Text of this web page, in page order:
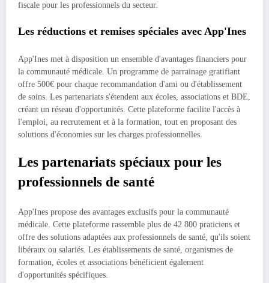
fiscale pour les professionnels du secteur.
Les réductions et remises spéciales avec App'Ines
App'Ines met à disposition un ensemble d'avantages financiers pour
la communauté médicale. Un programme de parrainage gratifiant
offre 500€ pour chaque recommandation d'ami ou d'établissement
de soins. Les partenariats s'étendent aux écoles, associations et BDE,
créant un réseau d'opportunités. Cette plateforme facilite l'accès à
l'emploi, au recrutement et à la formation, tout en proposant des
solutions d'économies sur les charges professionnelles.
Les partenariats spéciaux pour les
professionnels de santé
App'Ines propose des avantages exclusifs pour la communauté
médicale. Cette plateforme rassemble plus de 42 800 praticiens et
offre des solutions adaptées aux professionnels de santé, qu'ils soient
libéraux ou salariés. Les établissements de santé, organismes de
formation, écoles et associations bénéficient également
d'opportunités spécifiques.